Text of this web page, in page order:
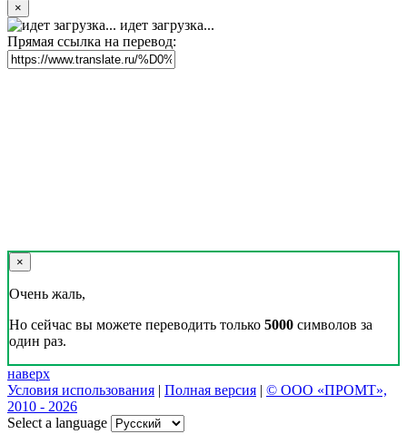
×
идет загрузка...
Прямая ссылка на перевод:
×
Очень жаль,
Но сейчас вы можете переводить только 5000 символов за
один раз.
наверх
Условия использования | Полная версия | © ООО «ПРОМТ»,
2010 - 2026
Select a language